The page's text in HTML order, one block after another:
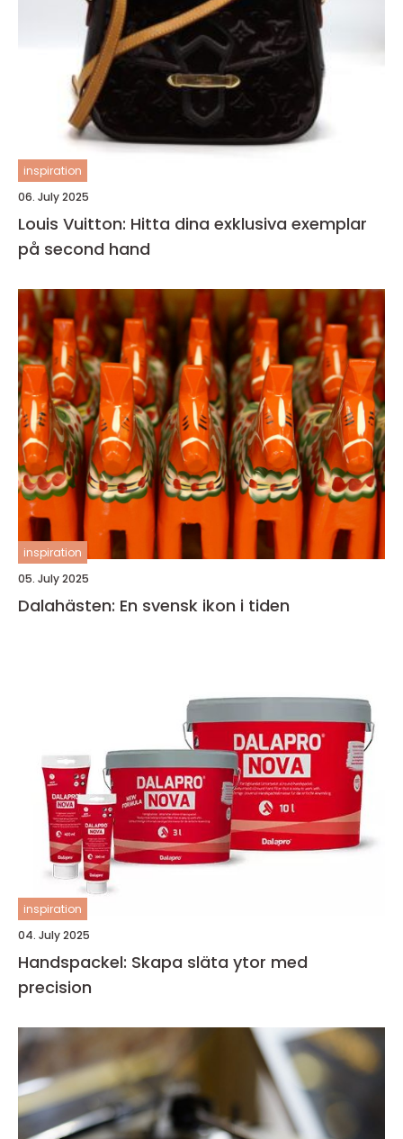
inspiration
06. July 2025
Louis Vuitton: Hitta dina exklusiva exemplar
på second hand
inspiration
05. July 2025
Dalahästen: En svensk ikon i tiden
inspiration
04. July 2025
Handspackel: Skapa släta ytor med
precision